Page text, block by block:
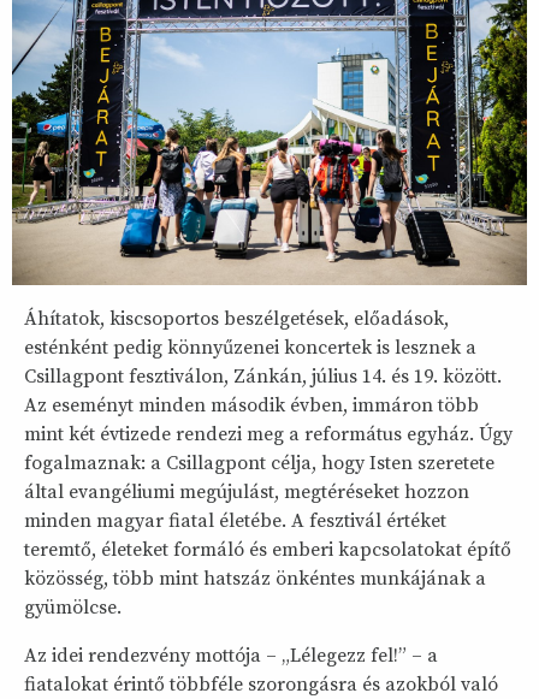
Áhítatok, kiscsoportos beszélgetések, előadások,
esténként pedig könnyűzenei koncertek is lesznek a
Csillagpont fesztiválon, Zánkán, július 14. és 19. között.
Az eseményt minden második évben, immáron több
mint két évtizede rendezi meg a református egyház. Úgy
fogalmaznak: a Csillagpont célja, hogy Isten szeretete
által evangéliumi megújulást, megtéréseket hozzon
minden magyar fiatal életébe. A fesztivál értéket
teremtő, életeket formáló és emberi kapcsolatokat építő
közösség, több mint hatszáz önkéntes munkájának a
gyümölcse.
Az idei rendezvény mottója – „Lélegezz fel!” – a
fiatalokat érintő többféle szorongásra és azokból való